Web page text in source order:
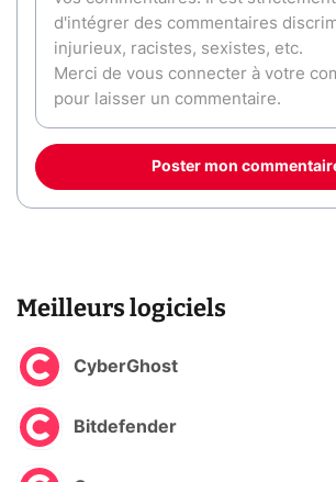
Poster mon
Meilleurs logiciels
CyberGhost
Bitdefender